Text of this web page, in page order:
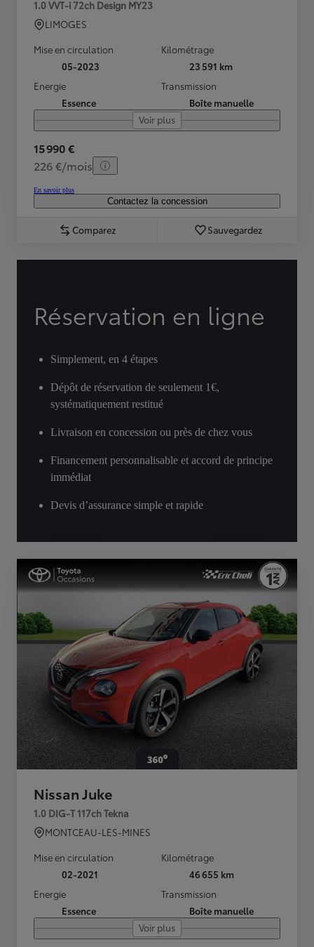
1.0 VVT-i 72ch Design MY23
LIMOGES
Mise en circulation
05-2023
Kilométrage
23 591 km
Energie
Essence
Transmission
Boîte manuelle
Voir plus
15 990 €
226 €/mois
En savoir plus
Contactez la concession
Comparez Sauvegardez
Réservation en ligne
Simplement, en 4 étapes
Dépôt de réservation de seulement 1€,
systématiquement restitué
Livraison en concession ou près de chez vous
Financement personnalisable et accord de principe
immédiat
Devis d’assurance simple et rapide
Nissan Juke
1.0 DIG-T 117ch Tekna
MONTCEAU-LES-MINES
Mise en circulation
02-2021
Kilométrage
46 655 km
Energie
Essence
Transmission
Boîte manuelle
Voir plus